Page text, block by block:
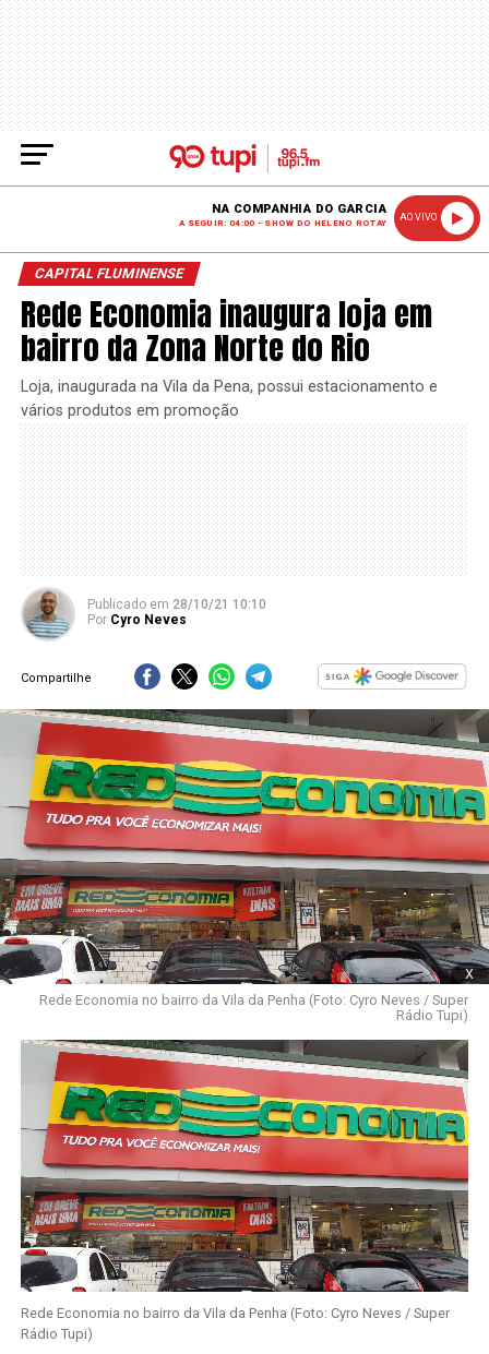
NA COMPANHIA DO GARCIA
A SEGUIR: 04:00 - SHOW DO HELENO ROTAY
AO VIVO
CAPITAL FLUMINENSE
Rede Economia inaugura loja em
bairro da Zona Norte do Rio
Loja, inaugurada na Vila da Pena, possui estacionamento e
vários produtos em promoção
Publicado em 28/10/21 10:10
Por Cyro Neves
Compartilhe
x
Rede Economia no bairro da Vila da Penha (Foto: Cyro Neves / Super
Rádio Tupi)
Rede Economia no bairro da Vila da Penha (Foto: Cyro Neves / Super
Rádio Tupi)